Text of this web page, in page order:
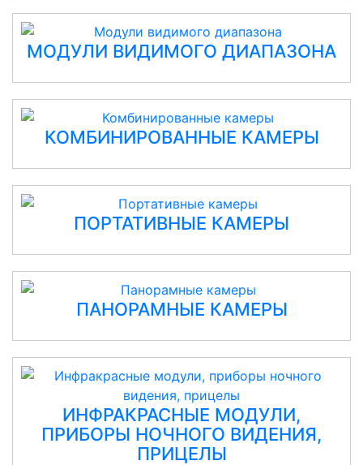
МОДУЛИ ВИДИМОГО ДИАПАЗОНА
КОМБИНИРОВАННЫЕ КАМЕРЫ
ПОРТАТИВНЫЕ КАМЕРЫ
ПАНОРАМНЫЕ КАМЕРЫ
ИНФРАКРАСНЫЕ МОДУЛИ,
ПРИБОРЫ НОЧНОГО ВИДЕНИЯ,
ПРИЦЕЛЫ